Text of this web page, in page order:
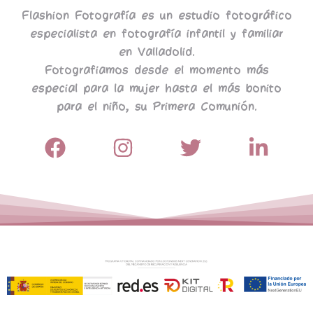
Flashion Fotografía es un estudio fotográfico
especialista en fotografía infantil y familiar
en Valladolid.
Fotografiamos desde el momento más
especial para la mujer hasta el más bonito
para el niño, su Primera Comunión.